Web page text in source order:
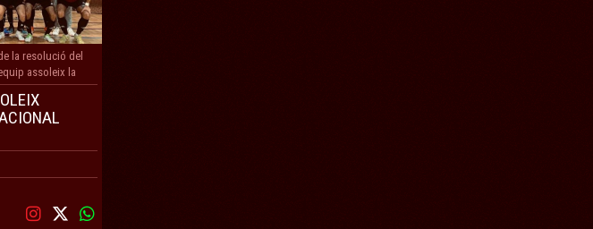
la resolució del
assoleix la